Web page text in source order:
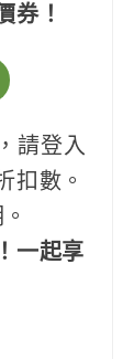
券！
請登入
扣數。
一起享